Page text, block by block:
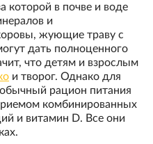
которой в почве и воде
и
жующие траву с
дать полноценного
что детям и взрослым
и творог. Однако для
рацион питания
комбинированных
и витамин D. Все они